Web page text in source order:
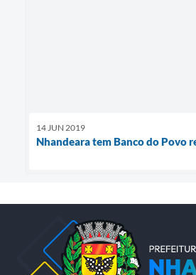
14 JUN 2019
Nhandeara tem Banco do Povo